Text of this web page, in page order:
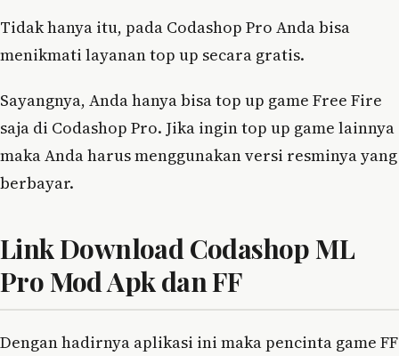
Tidak hanya itu, pada Codashop Pro Anda bisa
menikmati layanan top up secara gratis.
Sayangnya, Anda hanya bisa top up game Free Fire
saja di Codashop Pro. Jika ingin top up game lainnya
maka Anda harus menggunakan versi resminya yang
berbayar.
Link Download Codashop ML
Pro Mod Apk dan FF
Dengan hadirnya aplikasi ini maka pencinta game FF